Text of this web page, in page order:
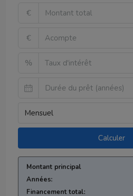
€
€
%
Mensuel
Calculer
Montant principal
Années:
Financement total: